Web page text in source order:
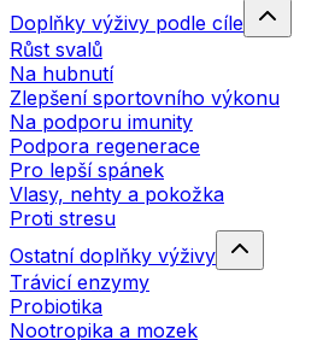
Doplňky výživy podle cíle
Růst svalů
Na hubnutí
Zlepšení sportovního výkonu
Na podporu imunity
Podpora regenerace
Pro lepší spánek
Vlasy, nehty a pokožka
Proti stresu
Ostatní doplňky výživy
Trávicí enzymy
Probiotika
Nootropika a mozek